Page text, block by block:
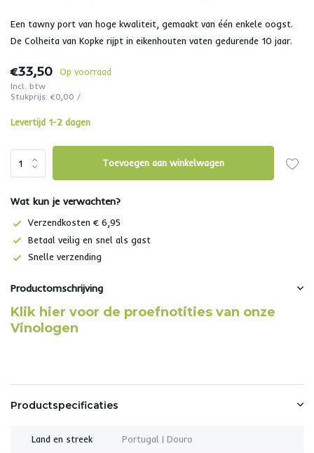
Een tawny port van hoge kwaliteit, gemaakt van één enkele oogst.
De Colheita van Kopke rijpt in eikenhouten vaten gedurende 10 jaar.
€33,50 Op voorraad
Incl. btw
Stukprijs:€0,00 /
Levertijd 1-2 dagen
Toevoegen aan winkelwagen
Wat kun je verwachten?
Verzendkosten € 6,95
Betaal veilig en snel als gast
Snelle verzending
Productomschrijving
Klik hier voor de proefnotities van onze
Vinologen
Productspecificaties
Land en streek Portugal | Douro